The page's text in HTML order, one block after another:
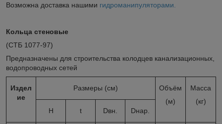
Возможна доставка нашими гидроманипуляторами.
Кольца стеновые
(СТБ 1077-97)
Предназначены для строительства колодцев канализационных,
водопроводных сетей
Издел
ие
Размеры (см)
Объём
(м)
Масса
(кг)
H
t Dвн. Dнар.